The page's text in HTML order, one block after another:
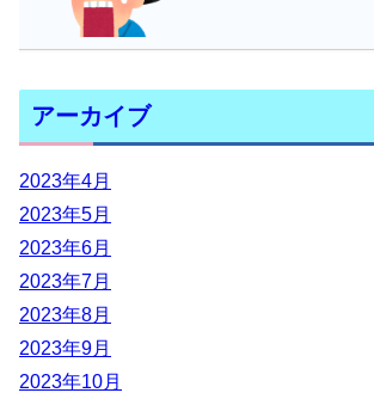
アーカイブ
2023年4月
2023年5月
2023年6月
2023年7月
2023年8月
2023年9月
2023年10月